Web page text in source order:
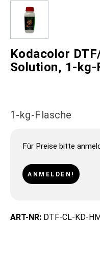
Kodacolor
Solution, 1-kg-
1-kg-Flasche
Für Preise bitte
ANMELDEN!
ART-NR: DTF-CL-KD-